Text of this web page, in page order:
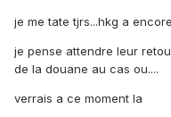
je me tate tjrs...hkg a
je pense attendre leur
de la douane au cas ou....
verrais a ce moment la